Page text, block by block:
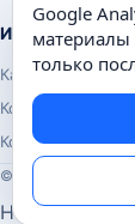
Информация
Карта сайта
Контакты
© Почемуха.ру,
Настройки
Google
материалы
только